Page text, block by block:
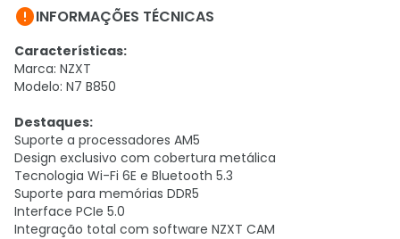
INFORMAÇÕES TÉCNICAS
Características:
Marca: NZXT
Modelo: N7 B850
Destaques:
Suporte a processadores AM5
Design exclusivo com cobertura metálica
Tecnologia Wi-Fi 6E e Bluetooth 5.3
Suporte para memórias DDR5
Interface PCIe 5.0
Integração total com software NZXT CAM